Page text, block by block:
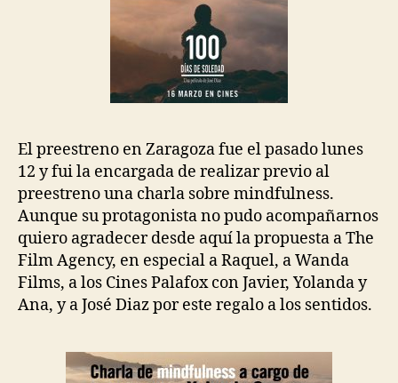
El preestreno en Zaragoza fue el pasado lunes
12 y fui la encargada de realizar previo al
preestreno una charla sobre mindfulness.
Aunque su protagonista no pudo acompañarnos
quiero agradecer desde aquí la propuesta aThe
Film Agency, en especial a Raquel, a Wanda
Films, a los Cines Palafox con Javier, Yolanda y
Ana, y a José Diaz por este regalo a los sentidos.